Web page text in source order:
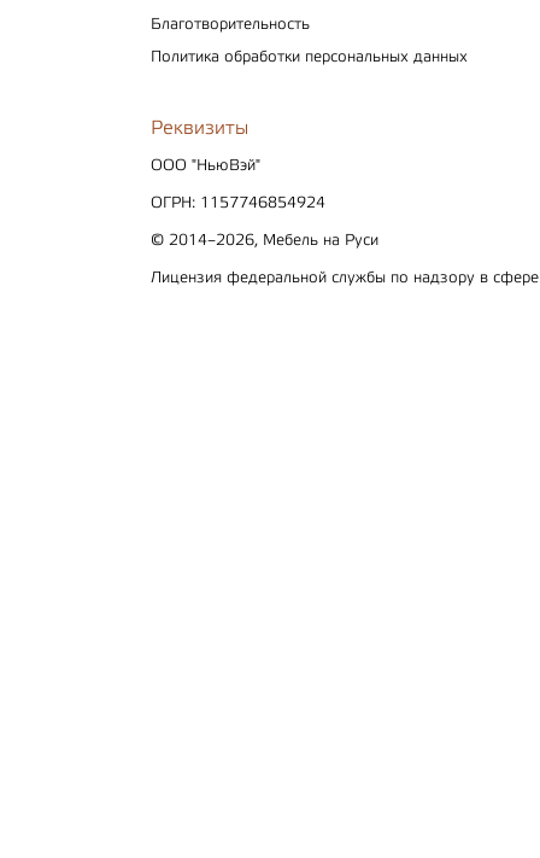
Благотворительность
Политика обработки персональных данных
Реквизиты
ООО "НьюВэй"
ОГРН: 1157746854924
© 2014–2026, Мебель на Руси
Лицензия федеральной службы по надзору в